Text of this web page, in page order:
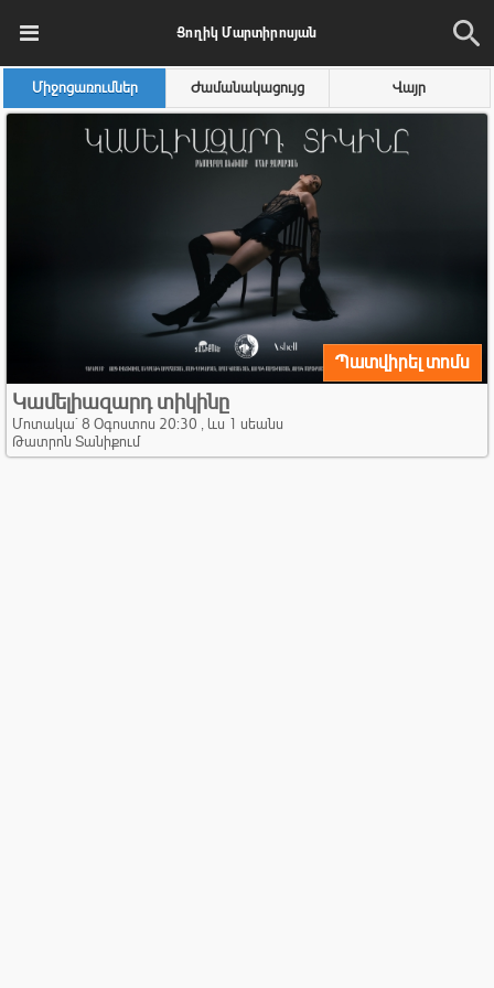
Ցողիկ Մարտիրոսյան
Միջոցառումներ Ժամանակացույց Վայր
Պատվիրել տոմս
Կամելիազարդ տիկինը
Մոտակա` 8 Օգոստոս 20:30 , ևս 1 սեանս
Թատրոն Տանիքում